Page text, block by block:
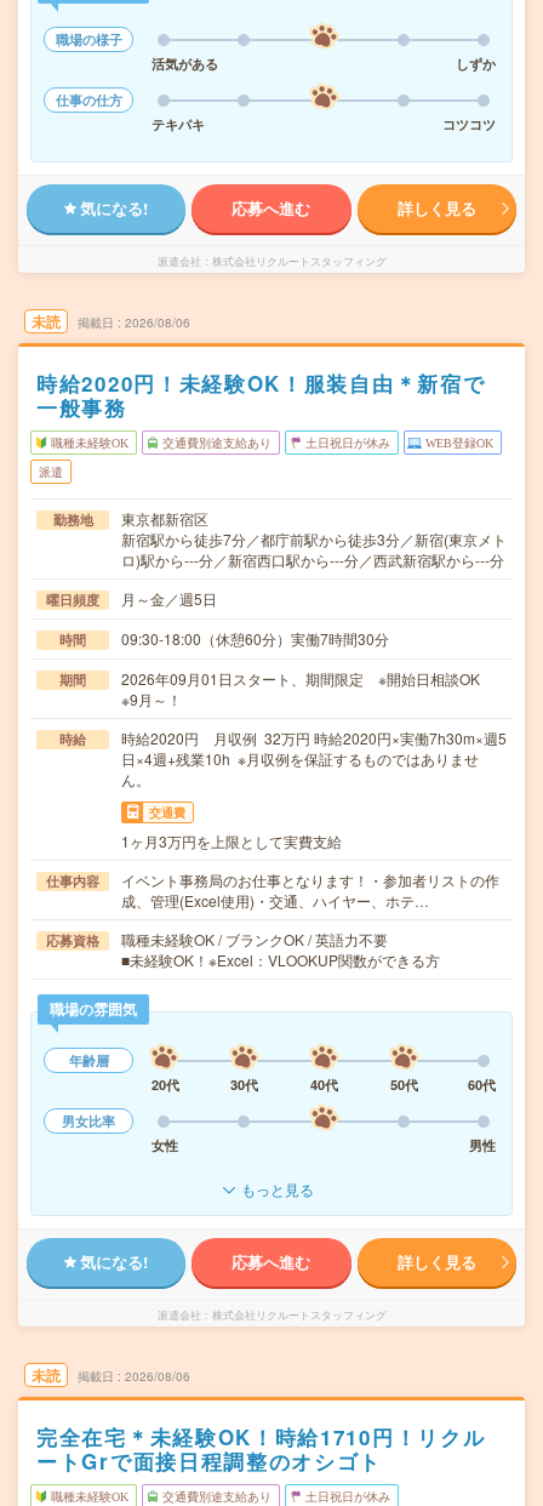
職場の様子
活気がある
しずか
仕事の仕方
テキパキ
コツコツ
気になる! 応募へ進む 詳しく見る
派遣会社 株式会社リクルートスタッフィング
未読 掲載日 2026/08/06
時給2020円！未経験OK！服装自由＊新宿で
一般事務
職種未経験OK 交通費別途支給あり 土日祝日が休み WEB登録OK
派遣
勤務地
東京都新宿区
新宿駅から徒歩7分／都庁前駅から徒歩3分／新宿(東京メト
ロ)駅から---分／新宿西口駅から---分／西武新宿駅から---分
曜日頻度 月～金／週5日
時間 09:30-18:00（休憩60分）実働7時間30分
期間
2026年09月01日スタート、期間限定 ※開始日相談OK
※9月～！
時給
時給2020円 月収例 32万円 時給2020円×実働7h30m×週5
日×4週+残業10h ※月収例を保証するものではありませ
ん。
交通費
1ヶ月3万円を上限として実費支給
仕事内容
イベント事務局のお仕事となります！・参加者リストの作
成、管理(Excel使用)・交通、ハイヤー、ホテ…
応募資格
職種未経験OK / ブランクOK / 英語力不要
■未経験OK！※Excel：VLOOKUP関数ができる方
職場の雰囲気
年齢層
20代
30代 40代 50代
60代
男女比率
女性
男性
もっと見る
気になる! 応募へ進む 詳しく見る
派遣会社 株式会社リクルートスタッフィング
未読 掲載日 2026/08/06
完全在宅＊未経験OK！時給1710円！リクル
ートGrで面接日程調整のオシゴト
職種未経験OK 交通費別途支給あり 土日祝日が休み